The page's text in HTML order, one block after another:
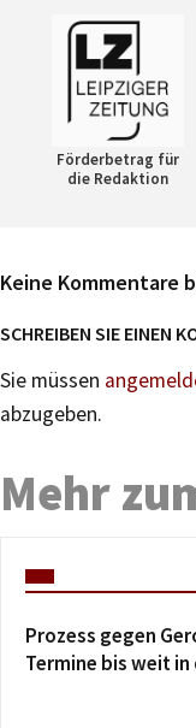
Förderbetrag für
die Redaktion
Keine Kommentare
SCHREIBEN SIE EINEN
Sie müssen
abzugeben.
Mehr
Prozess gegen
Termine bis weit